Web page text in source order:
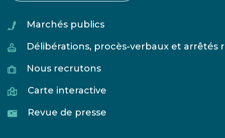
Marchés publics
Délibérations, procès-verbaux et arrêtés
Nous recrutons
Carte interactive
Revue de presse